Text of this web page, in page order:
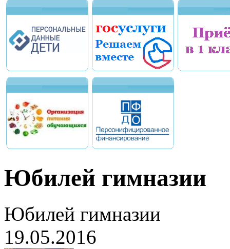
Юбилей гимназии
Юбилей гимназии
19.05.2016